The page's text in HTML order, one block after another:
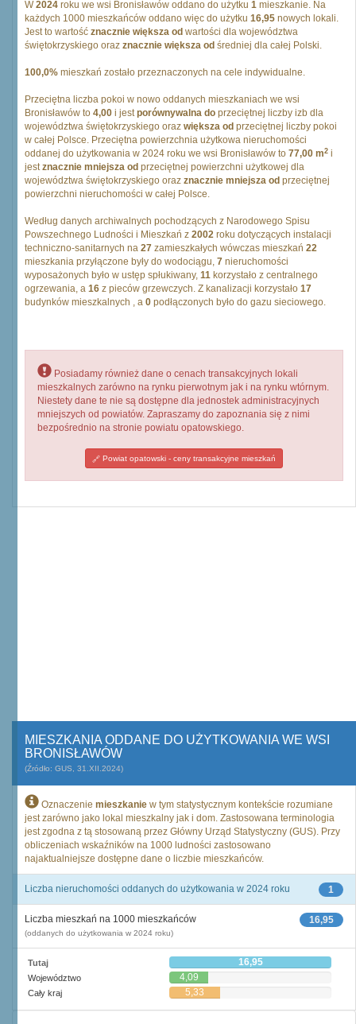
W2024 roku we wsi Bronisławów oddano do użytku 1 mieszkanie. Na
każdych 1000 mieszkańców oddano więc do użytku 16,95 nowych lokali.
Jest to wartość znacznie większa od wartości dla województwa
świętokrzyskiego oraz znacznie większa od średniej dla całej Polski.
100,0% mieszkań zostało przeznaczonych na cele indywidualne.
Przeciętna liczba pokoi w nowo oddanych mieszkaniach we wsi
Bronisławów to 4,00 i jestporównywalna do przeciętnej liczby izb dla
województwa świętokrzyskiego oraz większa od przeciętnej liczby pokoi
w całej Polsce. Przeciętna powierzchnia użytkowa nieruchomości
oddanej do użytkowania w 2024 roku we wsi Bronisławów to 77,00 m2 i
jestznacznie mniejsza od przeciętnej powierzchni użytkowej dla
województwa świętokrzyskiego oraz znacznie mniejsza od przeciętnej
powierzchni nieruchomości w całej Polsce.
Według danych archiwalnych pochodzących z Narodowego Spisu
Powszechnego Ludności i Mieszkań z 2002 roku dotyczących instalacji
techniczno-sanitarnych na 27 zamieszkałych wówczas mieszkań 22
mieszkania przyłączone były do wodociągu, 7 nieruchomości
wyposażonych było w ustęp spłukiwany, 11 korzystało z centralnego
ogrzewania, a 16 z pieców grzewczych. Z kanalizacji korzystało 17
budynków mieszkalnych , a 0 podłączonych było do gazu sieciowego.
Posiadamy również dane o cenach transakcyjnych lokali
mieszkalnych zarówno na rynku pierwotnym jak i na rynku wtórnym.
Niestety dane te nie są dostępne dla jednostek administracyjnych
mniejszych od powiatów. Zapraszamy do zapoznania się z nimi
bezpośrednio na stronie powiatu opatowskiego.
Powiat opatowski - ceny transakcyjne mieszkań
MIESZKANIA ODDANE DO UŻYTKOWANIA WE WSI
BRONISŁAWÓW
(Źródło: GUS, 31.XII.2024)
Oznaczenie mieszkanie w tym statystycznym kontekście rozumiane
jest zarówno jako lokal mieszkalny jak i dom. Zastosowana terminologia
jest zgodna z tą stosowaną przez Główny Urząd Statystyczny (GUS). Przy
obliczeniach wskaźników na 1000 ludności zastosowano
najaktualniejsze dostępne dane o liczbie mieszkańców.
1
Liczba nieruchomości oddanych do użytkowania w 2024 roku
16,95
Liczba mieszkań na 1000 mieszkańców
(oddanych do użytkowania w 2024 roku)
Tutaj 16,95
Województwo 4,09
Cały kraj 5,33